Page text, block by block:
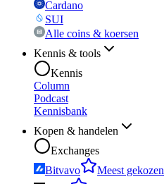
Cardano
SUI
Alle coins & koersen
Kennis & tools
Kennis
Column
Podcast
Kennisbank
Kopen & handelen
Exchanges
Bitvavo
Meest gekozen